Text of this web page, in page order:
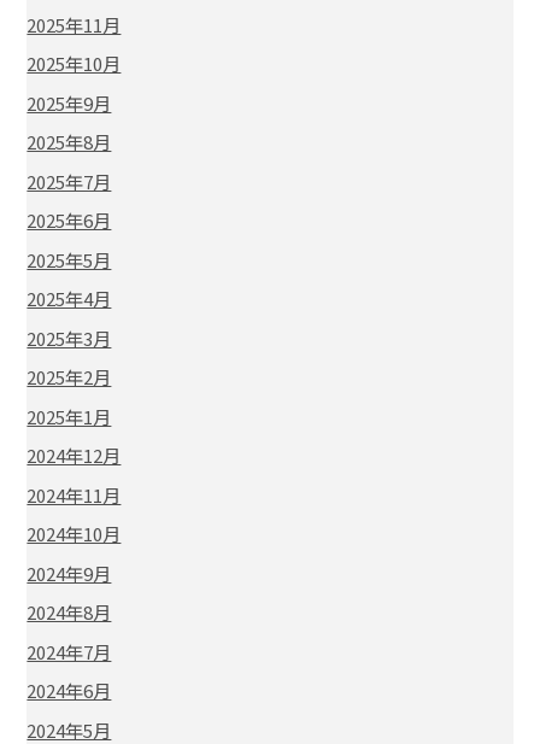
2025年11月
2025年10月
2025年9月
2025年8月
2025年7月
2025年6月
2025年5月
2025年4月
2025年3月
2025年2月
2025年1月
2024年12月
2024年11月
2024年10月
2024年9月
2024年8月
2024年7月
2024年6月
2024年5月